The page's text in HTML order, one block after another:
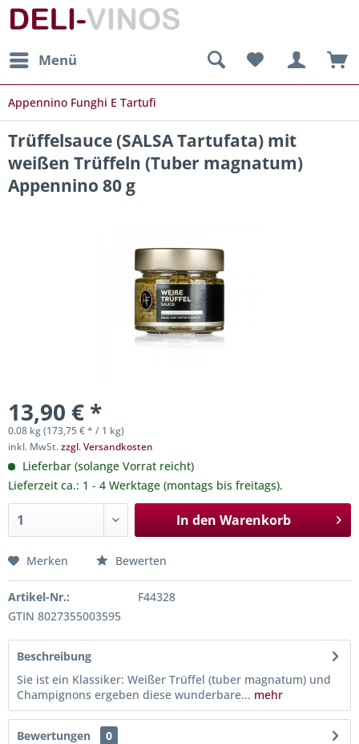
Menü
Appennino Funghi E Tartufi
Trüffelsauce (SALSA Tartufata) mit
weißen Trüffeln (Tuber magnatum)
Appennino 80 g
13,90 € *
0.08 kg (173,75 € * / 1 kg)
inkl. MwSt.zzgl. Versandkosten
Lieferbar (solange Vorrat reicht)
Lieferzeit ca.: 1 - 4 Werktage (montags bis freitags).
In den Warenkorb
Merken Bewerten
Artikel-Nr.:
F44328
GTIN 8027355003595
Beschreibung
Sie ist ein Klassiker: Weißer Trüffel (tuber magnatum) und
Champignons ergeben diese wunderbare... mehr
Bewertungen
0